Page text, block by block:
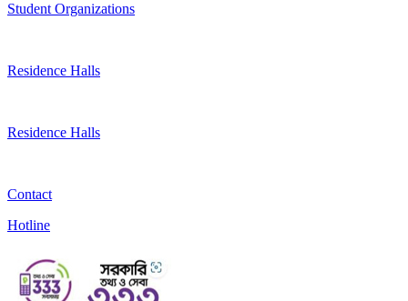
Student Organizations
Residence Halls
Residence Halls
Contact
Hotline